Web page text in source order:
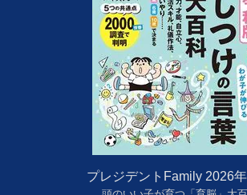
プレジデントFamily 2026